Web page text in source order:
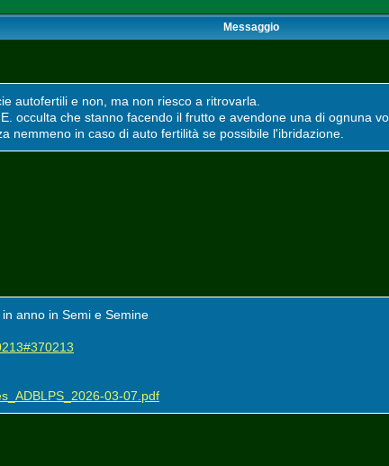
Messaggio
autofertili e non, ma non riesco a ritrovarla.
occulta che stanno facendo il frutto e avendone una di ognuna
nemmeno in caso di auto fertilità se possibile l'ibridazione.
anno in Semi e Semine
03-07.pdf